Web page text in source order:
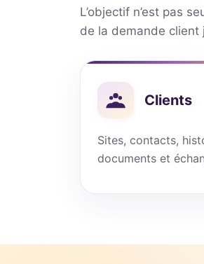
L’objectif n’est pas
de la demande client
Clients
Sites, contacts,
documents et